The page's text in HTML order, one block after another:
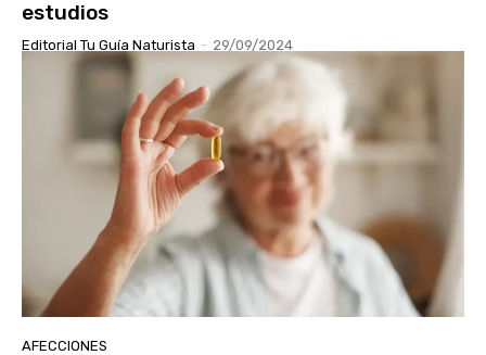
estudios
Editorial Tu Guía Naturista - 29/09/2024
AFECCIONES